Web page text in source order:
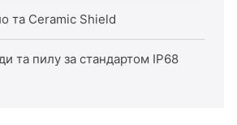
та Ceramic Shield
та пилу за стандартом IP68